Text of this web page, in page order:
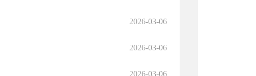
2026-03-06
2026-03-06
2026-03-06